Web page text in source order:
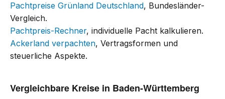
Pachtpreise Grünland Deutschland, Bundesländer-
Vergleich.
Pachtpreis-Rechner, individuelle Pacht kalkulieren.
Ackerland verpachten, Vertragsformen und
steuerliche Aspekte.
Vergleichbare Kreise in Baden-Württemberg